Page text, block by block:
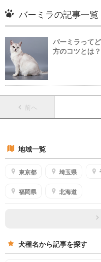
バーミラの記事一覧
バーミラって
方のコツとは？
前へ
地域一覧
東京都 埼玉県
福岡県 北海道
犬種名から記事を探す